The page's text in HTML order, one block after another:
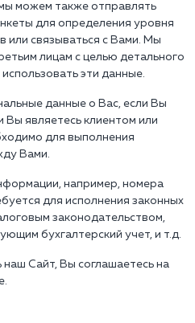
можем также отправлять
для определения уровня
или связываться с Вами. Мы
лицам с целью детального
эти данные.
данные о Вас, если Вы
Вы являетесь клиентом или
для выполнения
Вами.
например, номера
для исполнения законных
законодательством,
бухгалтерский учет, и т.д.
Сайт, Вы соглашаетесь на